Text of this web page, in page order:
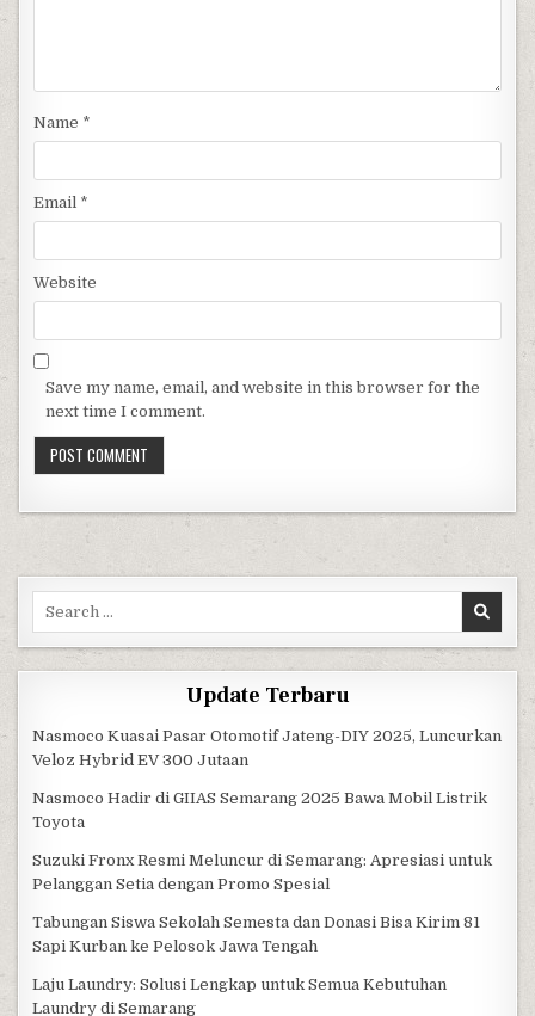
Name *
Email *
Website
Save my name, email, and website in this browser for the
next time I comment.
Search for:
Update Terbaru
Nasmoco Kuasai Pasar Otomotif Jateng-DIY 2025, Luncurkan
Veloz Hybrid EV 300 Jutaan
Nasmoco Hadir di GIIAS Semarang 2025 Bawa Mobil Listrik
Toyota
Suzuki Fronx Resmi Meluncur di Semarang: Apresiasi untuk
Pelanggan Setia dengan Promo Spesial
Tabungan Siswa Sekolah Semesta dan Donasi Bisa Kirim 81
Sapi Kurban ke Pelosok Jawa Tengah
Laju Laundry: Solusi Lengkap untuk Semua Kebutuhan
Laundry di Semarang